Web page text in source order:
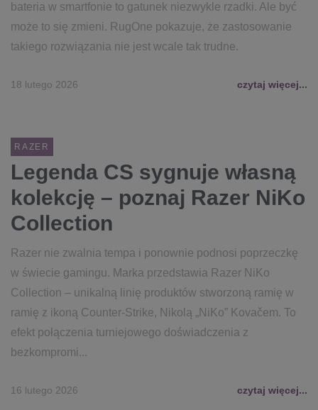
bateria w smartfonie to gatunek niezwykle rzadki. Ale być
może to się zmieni. RugOne pokazuje, że zastosowanie
takiego rozwiązania nie jest wcale tak trudne.
18 lutego 2026 czytaj więcej...
RAZER
Legenda CS sygnuje własną
kolekcję – poznaj Razer NiKo
Collection
Razer nie zwalnia tempa i ponownie podnosi poprzeczkę
w świecie gamingu. Marka przedstawia Razer NiKo
Collection – unikalną linię produktów stworzoną ramię w
ramię z ikoną Counter-Strike, Nikolą „NiKo” Kovačem. To
efekt połączenia turniejowego doświadczenia z
bezkompromi...
16 lutego 2026 czytaj więcej...